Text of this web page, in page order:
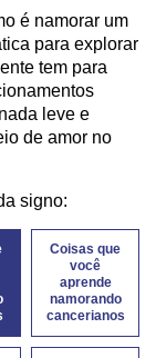
é namorar um
para explorar
tem para
leve e
de amor no
signo:
Coisas que
você
aprende
namorando
cancerianos